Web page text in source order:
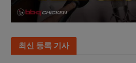
최신 등록 기사